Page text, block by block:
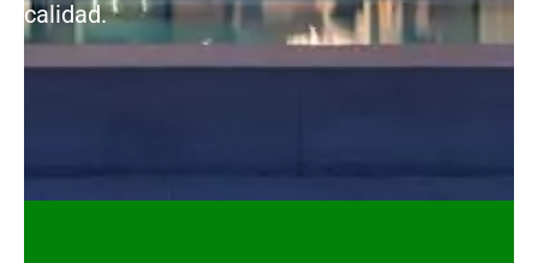
calidad.